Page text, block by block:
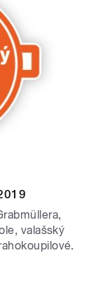
valašský